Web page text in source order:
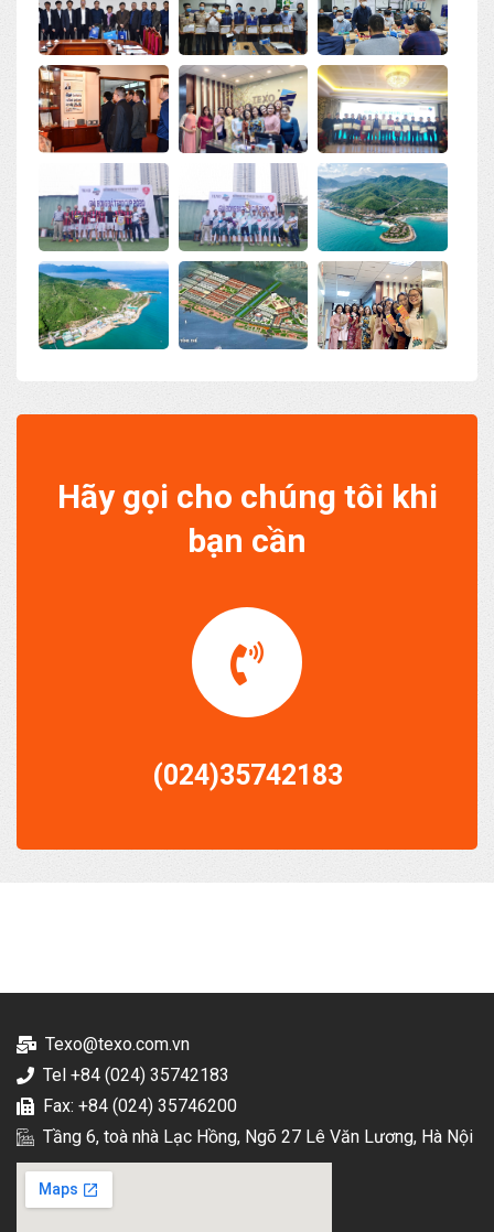
Hãy gọi cho chúng tôi khi
bạn cần
(024)35742183
Texo@texo.com.vn
Tel +84 (024) 35742183
Fax: +84 (024) 35746200
Tầng 6, toà nhà Lạc Hồng, Ngõ 27 Lê Văn Lương, Hà Nội